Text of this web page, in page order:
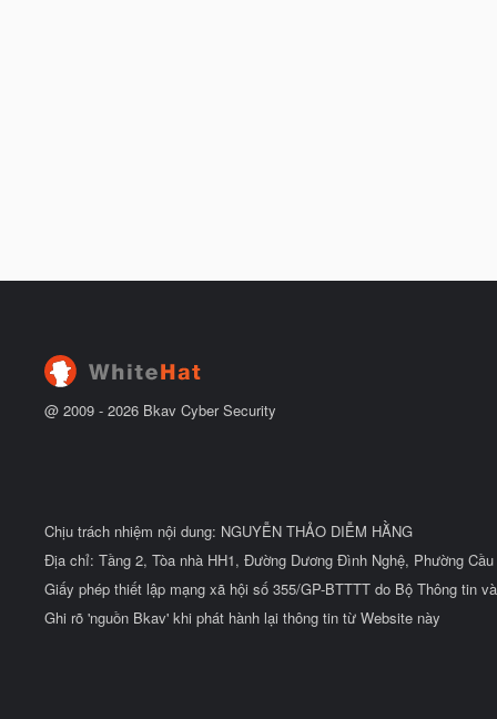
@ 2009 - 2026 Bkav Cyber Security
Chịu trách nhiệm nội dung: NGUYỄN THẢO DIỄM HẰNG
Địa chỉ: Tầng 2, Tòa nhà HH1, Đường Dương Đình Nghệ, Phường
Giấy phép thiết lập mạng xã hội số 355/GP-BTTTT do Bộ Thông tin
Ghi rõ 'nguồn Bkav' khi phát hành lại thông tin từ Website này